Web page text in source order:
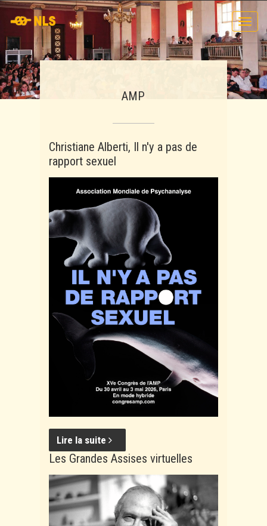
AMP
Christiane Alberti, Il n'y a pas de
rapport sexuel
Lire la suite
Les Grandes Assises virtuelles